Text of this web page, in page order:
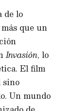
de lo
que un
Invasión, lo
El film
sino
Un mundo